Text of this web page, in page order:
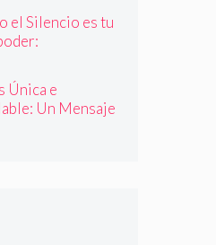
el Silencio es tu
Única e
Un Mensaje